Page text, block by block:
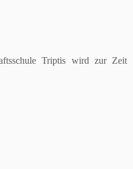
Triptis wird zur Zeit